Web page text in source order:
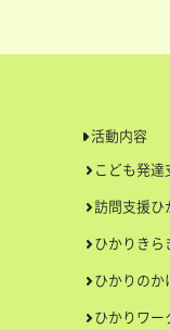
活動内容
こども発
訪問支援ひ
ひかりきら
ひかりのか
ひかりワー